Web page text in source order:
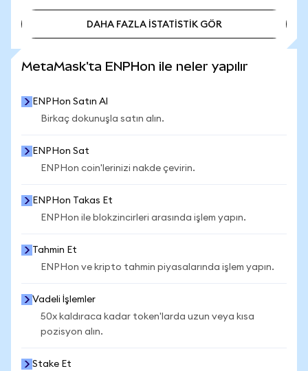
DAHA FAZLA İSTATİSTİK GÖR
MetaMask'ta ENPHon ile neler yapılır
ENPHon Satın Al
Birkaç dokunuşla satın alın.
ENPHon Sat
ENPHon coin'lerinizi nakde çevirin.
ENPHon Takas Et
ENPHon ile blokzincirleri arasında işlem yapın.
Tahmin Et
ENPHon ve kripto tahmin piyasalarında işlem yapın.
Vadeli İşlemler
50x kaldıraca kadar token'larda uzun veya kısa
pozisyon alın.
Stake Et